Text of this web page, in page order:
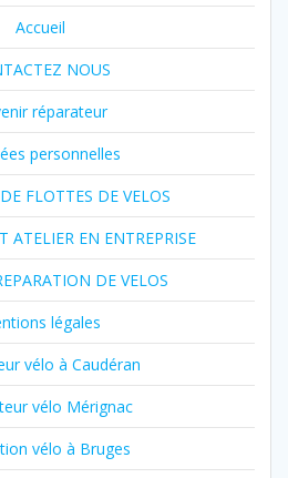
Accueil
NOUS
réparateur
personnelles
FLOTTES DE VELOS
ATELIER EN ENTREPRISE
DE VELOS
légales
vélo à Caudéran
vélo Mérignac
vélo à Bruges